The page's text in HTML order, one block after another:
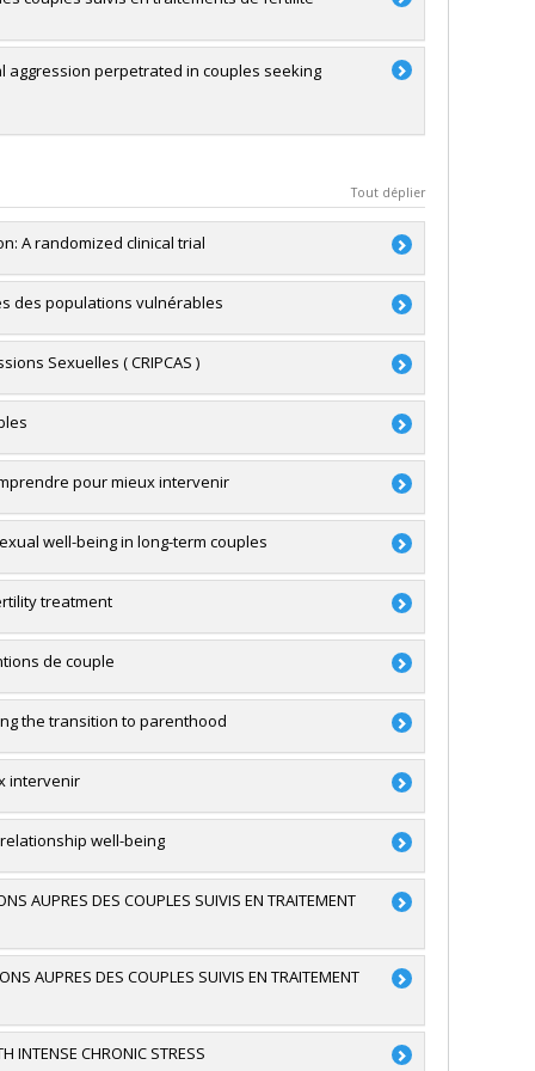
aggression perpetrated in couples seeking
Tout déplier
A randomized clinical trial
des populations vulnérables
(FQRSC)
Sexuelles ( CRIPCAS )
,Yvan Lussier,Geneviève Paquette,Nicolas
,Claude Bélanger,Natacha Godbout Mylène Fernet,
(FQRSC)
pour mieux intervenir
(FQRSC)
recherche - Stade de développement :
well-being in long-term couples
Canada
treatment
de couple
the transition to parenthood
Canada
intervenir
(FQRSC)
recherche - Stade de développement :
well-being
AUPRES DES COUPLES SUIVIS EN TRAITEMENT
AUPRES DES COUPLES SUIVIS EN TRAITEMENT
INTENSE CHRONIC STRESS